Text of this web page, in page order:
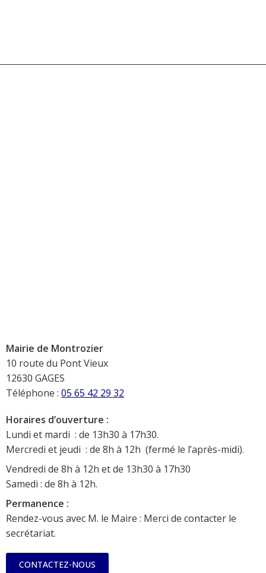
Mairie de Montrozier
10 route du Pont Vieux
12630 GAGES
Téléphone : 05 65 42 29 32
Horaires d’ouverture :
Lundi et mardi : de 13h30 à 17h30.
Mercredi et jeudi : de 8h à 12h (fermé le l’après-midi).
Vendredi de 8h à 12h et de 13h30 à 17h30
Samedi : de 8h à 12h.
Permanence :
Rendez-vous avec M. le Maire : Merci de contacter le
secrétariat.
CONTACTEZ-NOUS